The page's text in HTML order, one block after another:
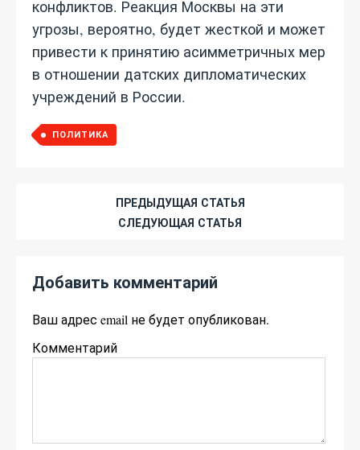
конфликтов. Реакция Москвы на эти
угрозы, вероятно, будет жесткой и может
привести к принятию асимметричных мер
в отношении датских дипломатических
учреждений в России.
ПОЛИТИКА
ПРЕДЫДУЩАЯ СТАТЬЯ
СЛЕДУЮЩАЯ СТАТЬЯ
Добавить комментарий
Ваш адрес email не будет опубликован.
Комментарий